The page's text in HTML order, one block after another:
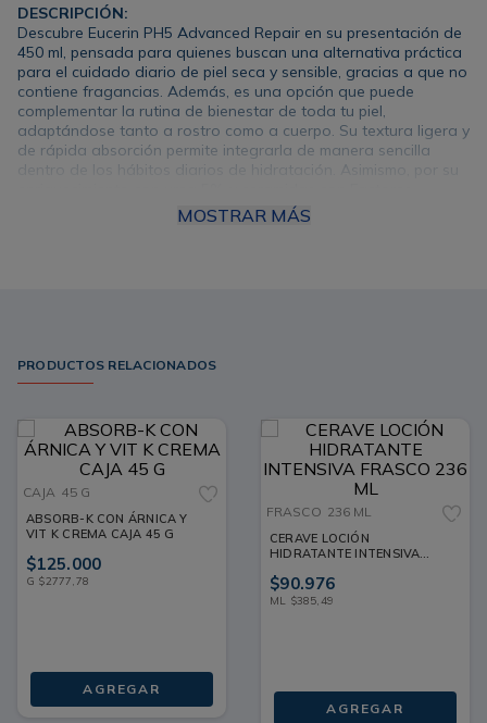
DESCRIPCIÓN:
Descubre Eucerin PH5 Advanced Repair en su presentación de
450 ml, pensada para quienes buscan una alternativa práctica
para el cuidado diario de piel seca y sensible, gracias a que no
contiene fragancias. Además, es una opción que puede
complementar la rutina de bienestar de toda tu piel,
adaptándose tanto a rostro como a cuerpo. Su textura ligera y
de rápida absorción permite integrarla de manera sencilla
Naturales de Hidratación (FNH), aporta humectación profunda
y puede favorecer la protección de la barrera cutánea,
MOSTRAR MÁS
PRODUCTOS RELACIONADOS
CAJA 45 G
ABSORB-K CON ÁRNICA Y
VIT K CREMA CAJA 45 G
$125.000
G $2777,78
AGREGAR
FRASCO 236 ML
CERAVE LOCIÓN
HIDRATANTE INTENSIVA
$90.976
ML $385,49
AGREGAR